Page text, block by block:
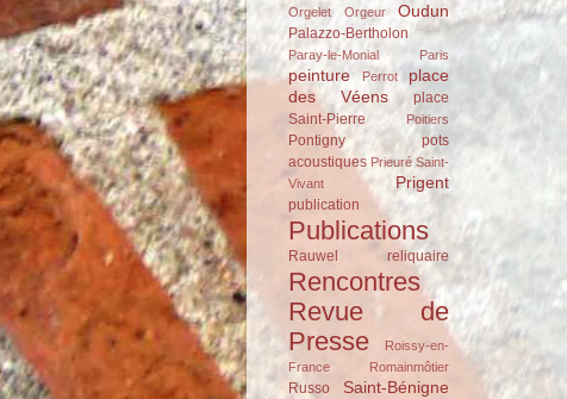
Orgelet
Orgeur Oudun
Palazzo-Bertholon
Paray-le-Monial Paris
peinture Perrot
place
des Véens
place
Saint-Pierre
Poitiers
Pontigny
pots
acoustiques Prieuré Saint-
Vivant
Prigent
publication
Publications
Rauwel reliquaire
Rencontres
Revue de
Presse
Roissy-en-
France
Romainmôtier
Russo Saint-Bénigne